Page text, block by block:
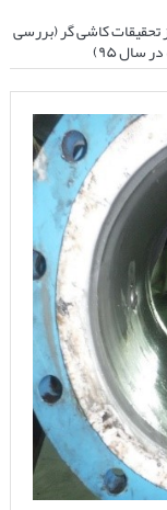
کاشی گر (بررسی
سال ۹۵)